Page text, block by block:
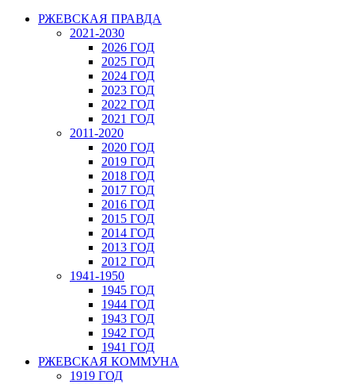
РЖЕВСКАЯ ПРАВДА
2021-2030
2026 ГОД
2025 ГОД
2024 ГОД
2023 ГОД
2022 ГОД
2021 ГОД
2011-2020
2020 ГОД
2019 ГОД
2018 ГОД
2017 ГОД
2016 ГОД
2015 ГОД
2014 ГОД
2013 ГОД
2012 ГОД
1941-1950
1945 ГОД
1944 ГОД
1943 ГОД
1942 ГОД
1941 ГОД
РЖЕВСКАЯ КОММУНА
1919 ГОД